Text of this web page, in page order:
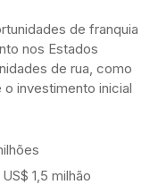
de franquia
nos Estados
de rua, como
o investimento inicial
1,5 milhão